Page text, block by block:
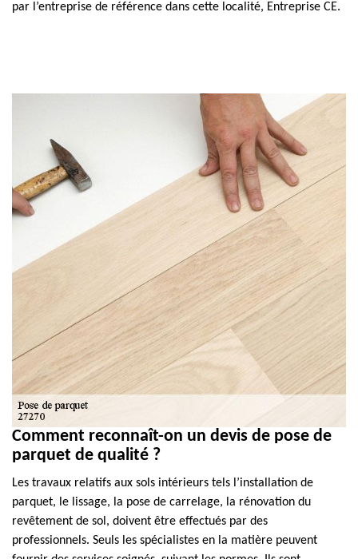
par l’entreprise de référence dans cette localité, Entreprise CE.
Comment reconnaît-on un devis de pose de
parquet de qualité ?
Les travaux relatifs aux sols intérieurs tels l’installation de
parquet, le lissage, la pose de carrelage, la rénovation du
revêtement de sol, doivent être effectués par des
professionnels. Seuls les spécialistes en la matière peuvent